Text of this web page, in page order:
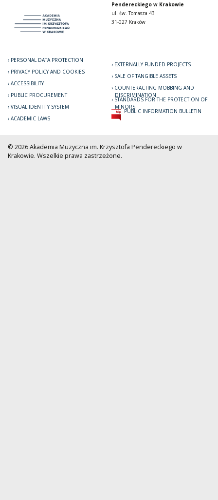
Pendereckiego w Krakowie
ul. św. Tomasza 43
31-027 Kraków
PERSONAL DATA PROTECTION
PRIVACY POLICY AND COOKIES
ACCESSIBILITY
PUBLIC PROCUREMENT
VISUAL IDENTITY SYSTEM
ACADEMIC LAWS
EXTERNALLY FUNDED PROJECTS
SALE OF TANGIBLE ASSETS
COUNTERACTING MOBBING AND
DISCRIMINATION
STANDARDS FOR THE PROTECTION OF
MINORS
PUBLIC INFORMATION BULLETIN
© 2026 Akademia Muzyczna im. Krzysztofa Pendereckiego w
Krakowie. Wszelkie prawa zastrzeżone.